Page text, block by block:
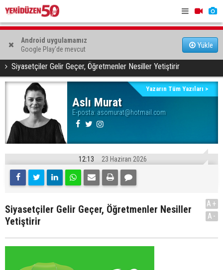
Android uygulamamız
Google Play'de mevcut
Yükle
Eğlence mekanında kanunsuz silahla yakalandı
Yetişemediklerim Kalsın… Çünkü Benim de Bir Ömrüm
Var
düştü
Siyasetçiler Gelir Geçer, Öğretmenler Nesiller Yetiştirir
Aslı Murat
E-posta: asomurat@hotmail.com
Yazarın Tüm Yazıları >
12:13 23 Haziran 2026
Siyasetçiler Gelir Geçer, Öğretmenler Nesiller
Yetiştirir
A+
A-